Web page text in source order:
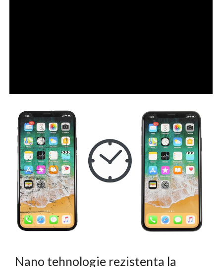
Nano tehnologie rezistenta la